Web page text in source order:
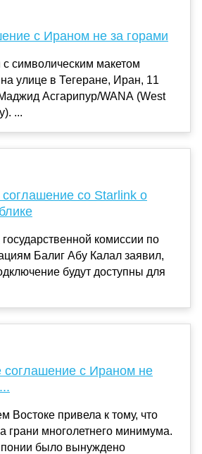
с Ираном не за горами
символическим макетом
улице в Тегеране, Иран, 11
Асгарипур/WANA (West
...
со Starlink о
комиссии по
Балиг Абу Калал заявил,
будут доступны для
соглашение с Ираном не
Востоке привела к тому, что
грани многолетнего минимума.
было вынуждено